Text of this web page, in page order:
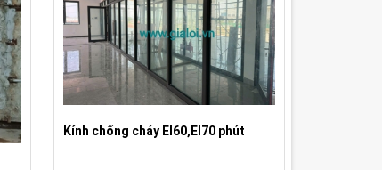
Kính chống cháy EI60,EI70 phút